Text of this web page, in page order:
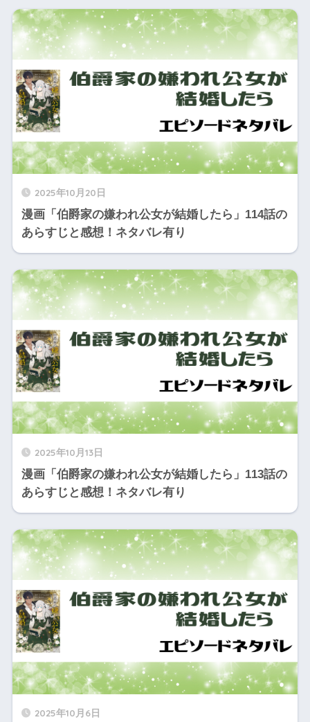
2025年10月20日
漫画「伯爵家の嫌われ公女が結婚したら」114話の
あらすじと感想！ネタバレ有り
2025年10月13日
漫画「伯爵家の嫌われ公女が結婚したら」113話の
あらすじと感想！ネタバレ有り
2025年10月6日